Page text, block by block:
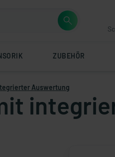
ZUBEHÖR
Auswertung